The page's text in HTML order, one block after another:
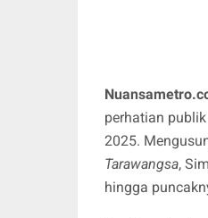
perhatian
2025.
Tarawangsa,
hingga